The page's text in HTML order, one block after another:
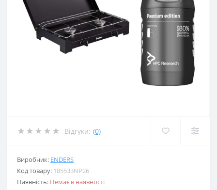
Відгуки: (0)
Виробник: ENDERS
Код товару: 185533NP26
Наявність: Немає в наявності